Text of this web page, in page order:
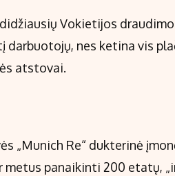
Vokietijos
darbuotojų, nes ketina vis
atstovai.
„Munich Re“ dukterinė
metus panaikinti 200 etatų,